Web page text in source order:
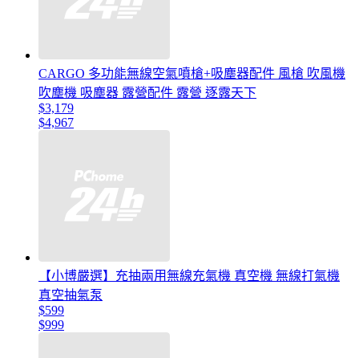
CARGO 多功能無線空氣噴槍+吸塵器配件 風槍 吹風機
吹塵機 吸塵器 露營配件 露營 逐露天下
$3,179
$4,967
【小博嚴選】充抽兩用無線充氣機 真空機 無線打氣機
真空抽氣泵
$599
$999